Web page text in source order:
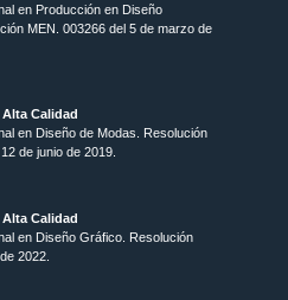
en Producción en Diseño
MEN. 003266 del 5 de marzo de
Calidad
en Diseño de Modas. Resolución
de junio de 2019.
Calidad
en Diseño Gráfico. Resolución
2022.